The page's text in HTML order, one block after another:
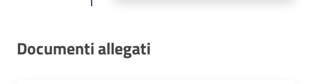
Documenti allegati